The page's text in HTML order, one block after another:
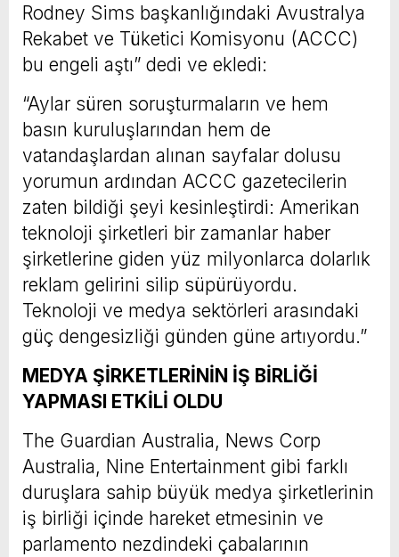
Rodney Sims başkanlığındaki Avustralya
Rekabet ve Tüketici Komisyonu (ACCC)
bu engeli aştı” dedi ve ekledi:
“Aylar süren soruşturmaların ve hem
basın kuruluşlarından hem de
vatandaşlardan alınan sayfalar dolusu
yorumun ardından ACCC gazetecilerin
zaten bildiği şeyi kesinleştirdi: Amerikan
teknoloji şirketleri bir zamanlar haber
şirketlerine giden yüz milyonlarca dolarlık
reklam gelirini silip süpürüyordu.
Teknoloji ve medya sektörleri arasındaki
güç dengesizliği günden güne artıyordu.”
MEDYA ŞİRKETLERİNİN İŞ BİRLİĞİ
YAPMASI ETKİLİ OLDU
The Guardian Australia, News Corp
Australia, Nine Entertainment gibi farklı
duruşlara sahip büyük medya şirketlerinin
iş birliği içinde hareket etmesinin ve
parlamento nezdindeki çabalarının